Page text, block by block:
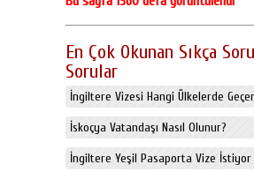
En Çok Okunan Sıkça
Sorular
İngiltere Vizesi Hangi Ülkelerde
İskoçya Vatandaşı Nasıl Olunur?
İngiltere Yeşil Pasaporta Vize İstiyor